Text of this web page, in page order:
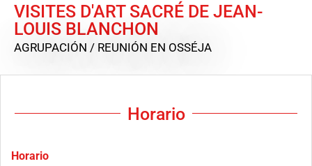
VISITES D'ART SACRÉ DE JEAN-
LOUIS BLANCHON
AGRUPACIÓN / REUNIÓN EN OSSÉJA
Horario
Horario